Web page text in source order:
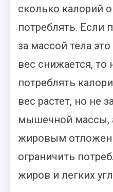
сколько калорий
потреблять. Если
за массой тела
вес снижается, то
потреблять
вес растет, но не
мышечной массы,
жировым
ограничить
жиров и легких